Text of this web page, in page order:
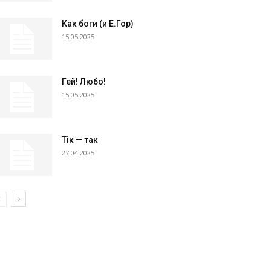
Как боги (и Е.Гор)
15.05.2025
Гей! Любо!
15.05.2025
Тік — так
27.04.2025